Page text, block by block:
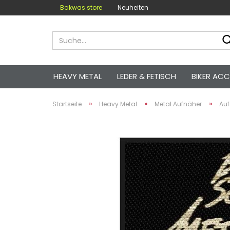
Bakwas.store Neuheiten
HEAVY METAL LEDER & FETISCH BIKER
Startseite » Heavy Metal » Metal Aufnäher »